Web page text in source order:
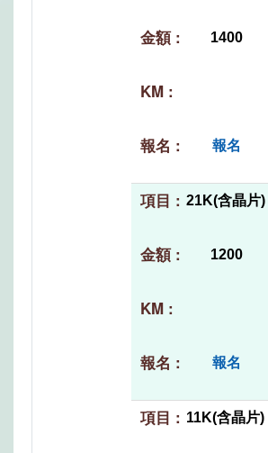
1400
報名
21K(含晶片)
1200
報名
11K(含晶片)